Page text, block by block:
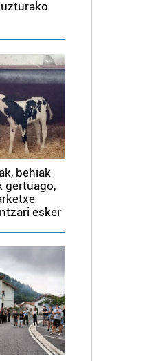
behiak
gertuago,
esker